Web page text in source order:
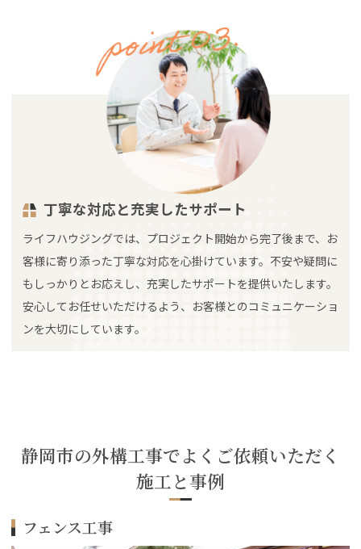
丁寧な対応と充実したサポート
ライフハウジングでは、プロジェクト開始から完了後まで、お
客様に寄り添った丁寧な対応を心掛けています。不安や疑問に
もしっかりとお応えし、充実したサポートを提供いたします。
安心してお任せいただけるよう、お客様とのコミュニケーショ
ンを大切にしています。
静岡市の外構工事でよくご依頼いただく
施工と事例
フェンス工事